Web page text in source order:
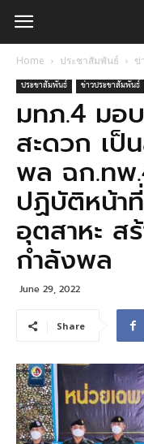
Home ประชาสัมพันธ์ ข่
ประชาสัมพันธ์ ข่าวประชาสัมพันธ์
มทภ.4 มอ
สะดวก เป็
พล ฉก.ทพ
ปฏิบัติหน้า
อุตสาหะ ส
กำลังพล
June 29, 2022
Share